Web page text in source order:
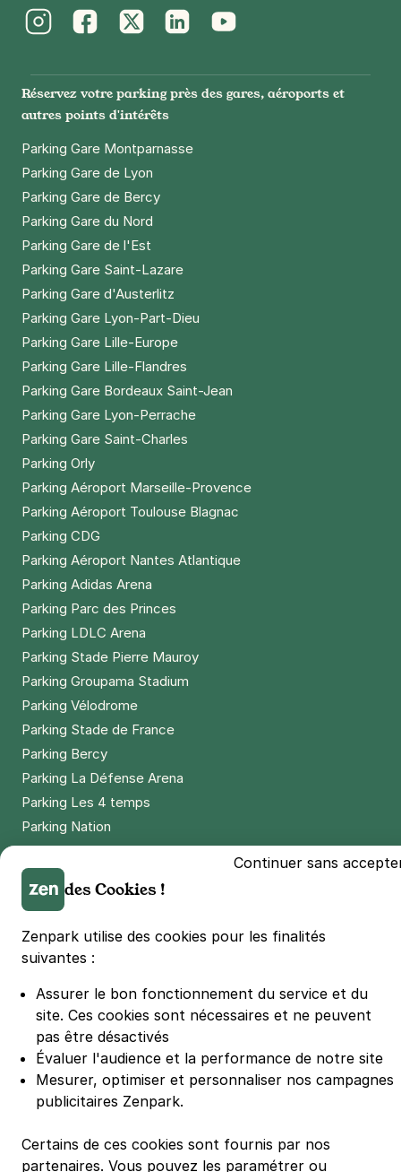
Réservez votre parking près des gares, aéroports et
autres points d'intérêts
Parking Gare Montparnasse
Parking Gare de Lyon
Parking Gare de Bercy
Parking Gare du Nord
Parking Gare de l'Est
Parking Gare Saint-Lazare
Parking Gare d'Austerlitz
Parking Gare Lyon-Part-Dieu
Parking Gare Lille-Europe
Parking Gare Lille-Flandres
Parking Gare Bordeaux Saint-Jean
Parking Gare Lyon-Perrache
Parking Gare Saint-Charles
Parking Orly
Parking Aéroport Marseille-Provence
Parking Aéroport Toulouse Blagnac
Parking CDG
Parking Aéroport Nantes Atlantique
Parking Adidas Arena
Parking Parc des Princes
Parking LDLC Arena
Parking Stade Pierre Mauroy
Parking Groupama Stadium
Parking Vélodrome
Parking Stade de France
Parking Bercy
Parking La Défense Arena
Parking Les 4 temps
Parking Nation
Parking Porte de Versailles
Parking Lille Grand Palais
Parking Euralille
consommation de 20%
#SeDéplacerMoinsPolluer
© Zenpark 2012 - 2026 - Tous droits réservés - Fabriqué avec soin à
Rennes et Paris
Continuer sans
des Cookies !
Zenpark utilise des cookies pour les finalités
suivantes :
Assurer le bon fonctionnement du service et du
site. Ces cookies sont nécessaires et ne peuvent
pas être désactivés
Évaluer l'audience et la performance de notre site
Mesurer, optimiser et personnaliser nos campagnes
publicitaires Zenpark.
Certains de ces cookies sont fournis par nos
partenaires. Vous pouvez les paramétrer ou